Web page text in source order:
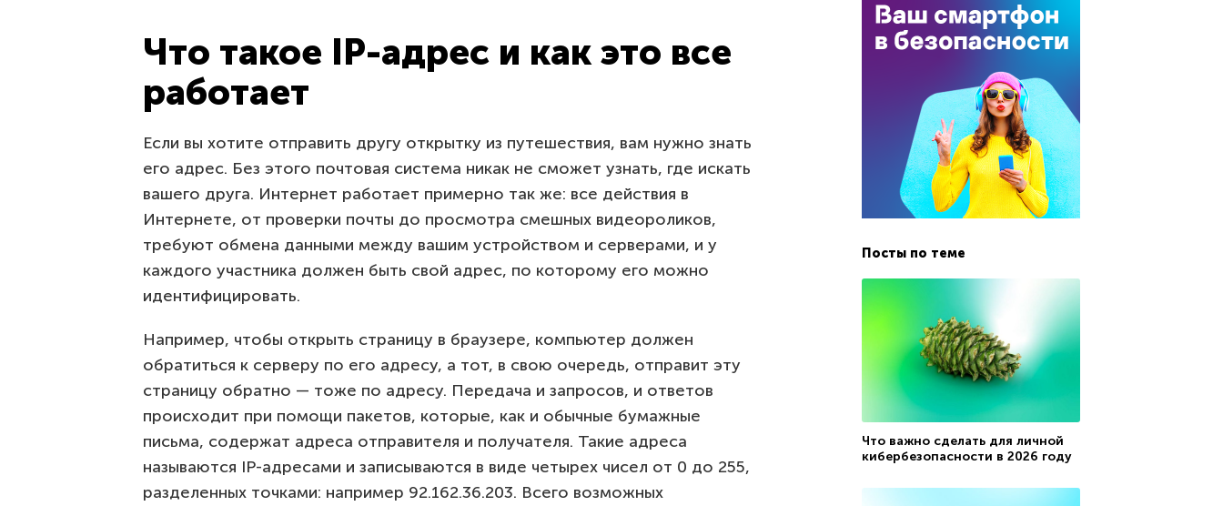
Что такое IP-адрес и как это все
работает
Если вы хотите отправить другу открытку из путешествия, вам нужно знать
его адрес. Без этого почтовая система никак не сможет узнать, где искать
вашего друга. Интернет работает примерно так же: все действия в
Интернете, от проверки почты до просмотра смешных видеороликов,
требуют обмена данными между вашим устройством и серверами, и у
каждого участника должен быть свой адрес, по которому его можно
идентифицировать.
Например, чтобы открыть страницу в браузере, компьютер должен
обратиться к серверу по его адресу, а тот, в свою очередь, отправит эту
страницу обратно — тоже по адресу. Передача и запросов, и ответов
происходит при помощи пакетов, которые, как и обычные бумажные
письма, содержат адреса отправителя и получателя. Такие адреса
называются IP-адресами и записываются в виде четырех чисел от 0 до 255,
разделенных точками: например 92.162.36.203. Всего возможных
Посты по теме
Что важно сделать для личной
кибербезопасности в 2026 году